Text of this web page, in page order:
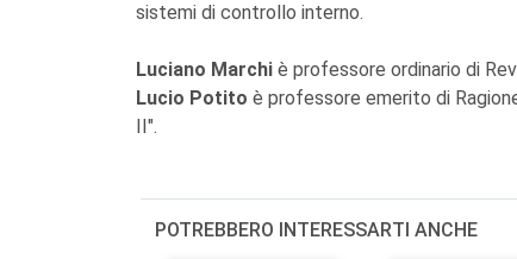
sistemi di controllo interno.
Luciano Marchi è professore ordinario di
Lucio Potito è professore emerito di
II".
POTREBBERO INTERESSARTI ANCHE